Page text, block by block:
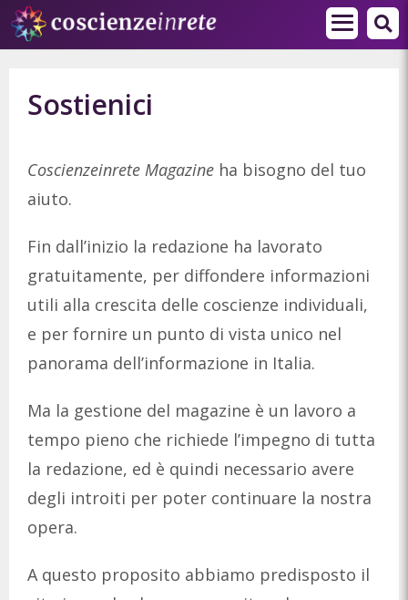
Sostienici
Coscienzeinrete Magazine ha bisogno del tuo
aiuto.
Fin dall’inizio la redazione ha lavorato
gratuitamente, per diffondere informazioni
utili alla crescita delle coscienze individuali,
e per fornire un punto di vista unico nel
panorama dell’informazione in Italia.
Ma la gestione del magazine è un lavoro a
tempo pieno che richiede l’impegno di tutta
la redazione, ed è quindi necessario avere
degli introiti per poter continuare la nostra
opera.
A questo proposito abbiamo predisposto il